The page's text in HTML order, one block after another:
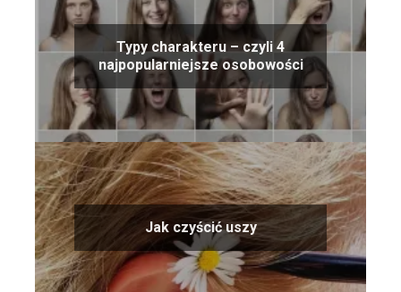
Typy charakteru – czyli 4
najpopularniejsze osobowości
Jak czyścić uszy